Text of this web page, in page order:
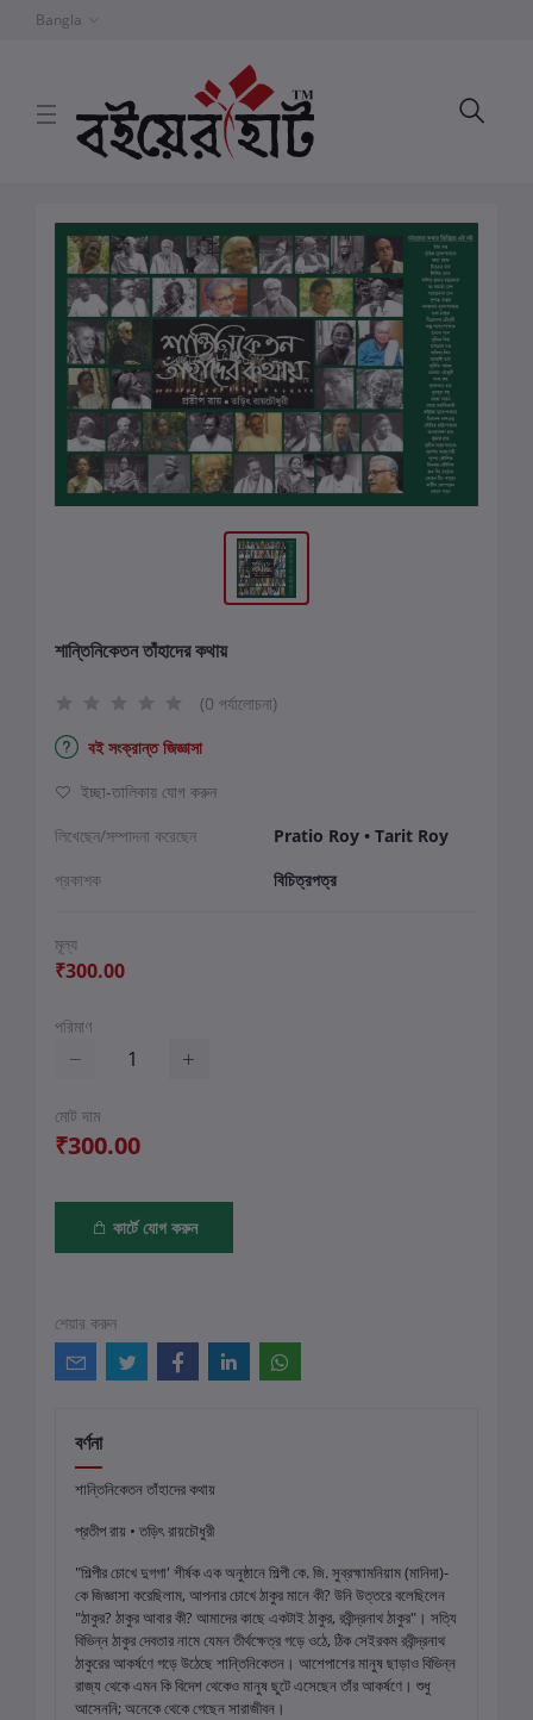
Bangla
শান্তিনিকেতন তাঁহাদের কথায়
(0 পর্যালোচনা)
বই সংক্রান্ত জিজ্ঞাসা
ইচ্ছা-তালিকায় যোগ করুন
লিখেছেন/সম্পাদনা করেছেন
Pratio Roy • Tarit Roy
প্রকাশক
বিচিত্রপত্র
মূল্য
₹300.00
পরিমাণ
মোট দাম
₹300.00
কার্টে যোগ করুন
শেয়ার করুন
বর্ণনা
শান্তিনিকেতন তাঁহাদের কথায়
প্রতীপ রায় • তড়িৎ রায়চৌধুরী
"শিল্পীর চোখে দুগগা' শীর্ষক এক অনুষ্ঠানে শিল্পী কে. জি. সুব্রহ্মামনিয়াম (মানিদা)-
কে জিজ্ঞাসা করেছিলাম, আপনার চোখে ঠাকুর মানে কী? উনি উত্তরে বলেছিলেন
"ঠাকুর? ঠাকুর আবার কী? আমাদের কাছে একটাই ঠাকুর, রবীন্দ্রনাথ ঠাকুর"। সত্যি
বিভিন্ন ঠাকুর দেবতার নামে যেমন তীর্থক্ষেত্র গড়ে ওঠে, ঠিক সেইরকম রবীন্দ্রনাথ
ঠাকুরের আকর্ষণে গড়ে উঠেছে শান্তিনিকেতন। আশেপাশের মানুষ ছাড়াও বিভিন্ন
রাজ্য থেকে এমন কি বিদেশ থেকেও মানুষ ছুটে এসেছেন তাঁর আকর্ষণে। শুধু
আসেননি; অনেকে থেকে গেছেন সারাজীবন।